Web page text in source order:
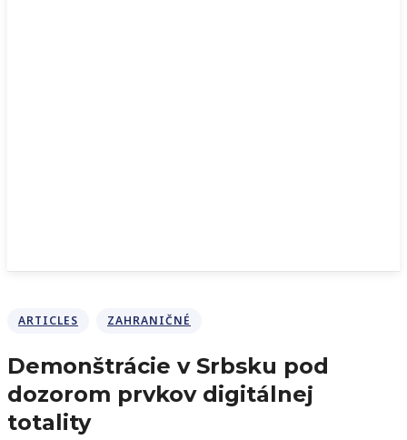
ARTICLES ZAHRANIČNÉ
Demonštrácie v Srbsku pod
dozorom prvkov digitálnej
totality